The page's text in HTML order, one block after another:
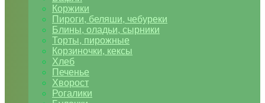
Коржики
Пироги, беляши, чебуреки
Блины, оладьи, сырники
Торты, пирожные
Корзиночки, кексы
Хлеб
Печенье
Хворост
Рогалики